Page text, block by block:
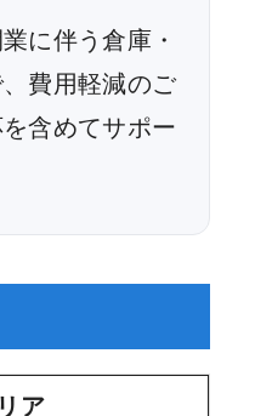
に伴う倉庫・
費用軽減のご
含めてサポー
ア